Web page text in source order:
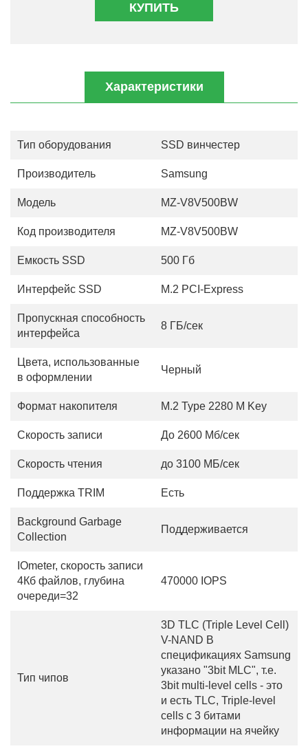
КУПИТЬ
Характеристики
Тип оборудования SSD винчестер
Производитель Samsung
Модель MZ-V8V500BW
Код производителя MZ-V8V500BW
Емкость SSD 500 Гб
Интерфейс SSD M.2 PCI-Express
Пропускная способность
интерфейса
8 ГБ/сек
Цвета, использованные
в оформлении
Черный
Формат накопителя M.2 Type 2280 M Key
Скорость записи До 2600 Мб/сек
Скорость чтения до 3100 МБ/сек
Поддержка TRIM Есть
Background Garbage
Collection
Поддерживается
IOmeter, скорость записи
4Кб файлов, глубина
очереди=32
470000 IOPS
Тип чипов
3D TLC (Triple Level Cell)
V-NAND В
спецификациях Samsung
указано "3bit MLC", т.е.
3bit multi-level cells - это
и есть TLC, Triple-level
cells с 3 битами
информации на ячейку